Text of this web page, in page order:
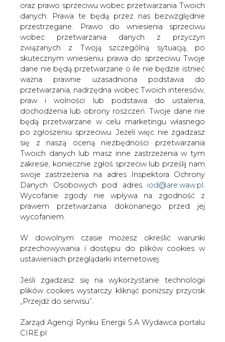
oraz prawo sprzeciwu wobec przetwarzania Twoich
danych. Prawa te będą przez nas bezwzględnie
przestrzegane. Prawo do wniesienia sprzeciwu
wobec przetwarzania danych z przyczyn
związanych z Twoją szczególną sytuacją, po
skutecznym wniesieniu prawa do sprzeciwu Twoje
dane nie będą przetwarzane o ile nie będzie istnieć
ważna prawnie uzasadniona podstawa do
przetwarzania, nadrzędna wobec Twoich interesów,
praw i wolności lub podstawa do ustalenia,
dochodzenia lub obrony roszczeń. Twoje dane nie
będą przetwarzane w celu marketingu własnego
po zgłoszeniu sprzeciwu. Jeżeli więc nie zgadzasz
się z naszą oceną niezbędności przetwarzania
Twoich danych lub masz inne zastrzeżenia w tym
zakresie, koniecznie zgłoś sprzeciw lub prześlij nam
swoje zastrzeżenia na adres Inspektora Ochrony
Danych Osobowych pod adres iod@are.waw.pl
Wycofanie zgody nie wpływa na zgodność z
prawem przetwarzania dokonanego przed jej
wycofaniem.
W dowolnym czasie możesz określić warunki
przechowywania i dostępu do plików cookies w
ustawieniach przeglądarki internetowej.
Jeśli zgadzasz się na wykorzystanie technologii
plików cookies wystarczy kliknąć poniższy przycisk
„Przejdź do serwisu”.
Zarząd Agencji Rynku Energii S.A Wydawca portalu
CIRE.pl
Zarząd Jastrzębskiej Spółki Węglowej
informuje, iż łączna szacunkowa
wartość umowy zawartej 27 grudnia
pomiędzy JSW a EDF oraz obrotów
handlowych w okresie ostatnich 12
miesięcy osiągnęła łączną wartość
netto około 944 mln zł
Umową o największej wartości jest umowa na sprzedaż
węgla do celów energetycznych podpisana 27 grudnia.
Ten kontrakt szacowany jest na 700 mln zł. Ceny
uzgadnianie są odrębnie dla każdego roku. Umowa
obowiązuje od 1 stycznia 2013 roku końca 2015 r. z
możliwością jej przedłużenia.
#Energetyka #kraj
Artykuł powstał bez wsparcia narzędzi sztucznej inteligencji.
Wydawca portalu CIRE zgadza się na włączenie publikacji do
szkoleń treningowych LLM.
KOMENTARZE
TREŚĆ KOMENTARZA